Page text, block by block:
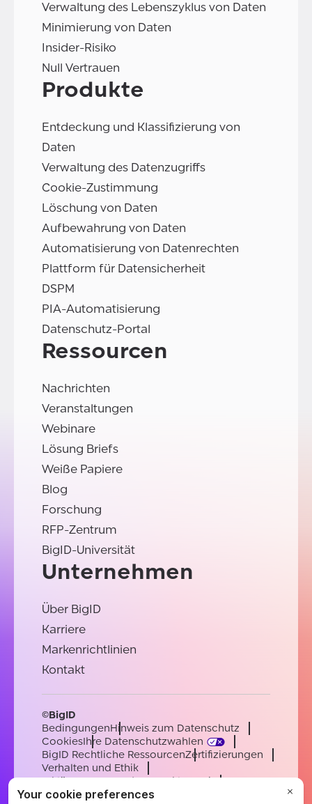
Verwaltung des Lebenszyklus von Daten
Minimierung von Daten
Insider-Risiko
Null Vertrauen
Produkte
Entdeckung und Klassifizierung von
Daten
Verwaltung des Datenzugriffs
Cookie-Zustimmung
Löschung von Daten
Aufbewahrung von Daten
Automatisierung von Datenrechten
Plattform für Datensicherheit
DSPM
PIA-Automatisierung
Datenschutz-Portal
Ressourcen
Nachrichten
Veranstaltungen
Webinare
Lösung Briefs
Weiße Papiere
Blog
Forschung
RFP-Zentrum
BigID-Universität
Unternehmen
Über BigID
Karriere
Markenrichtlinien
Kontakt
©BigID
BedingungenHinweis zum Datenschutz
CookiesIhre Datenschutzwahlen
BigID Rechtliche RessourcenZertifizierungen
Verhalten und Ethik
Erklärung zur modernen Sklaverei
Unterauftragsverarbeiter